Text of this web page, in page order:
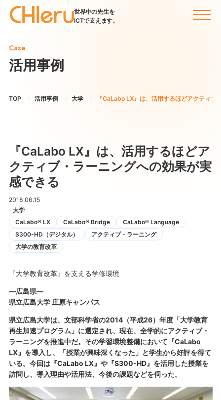
世界中の先生を
ICTで支えます。
Case
活用事例
TOP 活用事例 大学 『CaLabo LX』は、活用するほどアクティブ
『CaLabo LX』は、活用するほどア
クティブ・ラーニングへの効果が実
感できる
2018.06.15
大学
CaLabo® LX
CaLabo® Bridge
CaLabo® Language
S300-HD（デジタル）
アクティブ・ラーニング
大学の教育改革
『大学教育改革』を支える学修環境
―広島県―
県立広島大学 庄原キャンパス
県立広島大学は、文部科学省の2014（平成26）年度「大学教育
再生加速プログラム」に選定され、現在、全学的にアクティブ・
ラーニングを推進中だ。その学習環境整備において『CaLabo
LX』を導入し、「授業が興味深くなった」と学生から好評を得て
いる。今回は『CaLabo LX』や『S300-HD』を活用した授業を
訪問し、導入理由や活用法、今後の課題などを伺った。